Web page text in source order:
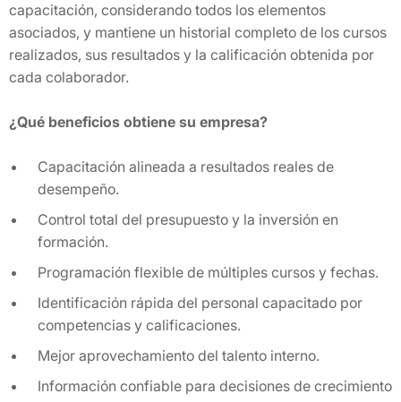
capacitación, considerando todos los elementos
asociados, y mantiene un historial completo de los cursos
realizados, sus resultados y la calificación obtenida por
cada colaborador.
¿Qué beneficios obtiene su empresa?
Capacitación alineada a resultados reales de
desempeño.
Control total del presupuesto y la inversión en
formación.
Programación flexible de múltiples cursos y fechas.
Identificación rápida del personal capacitado por
competencias y calificaciones.
Mejor aprovechamiento del talento interno.
Información confiable para decisiones de crecimiento